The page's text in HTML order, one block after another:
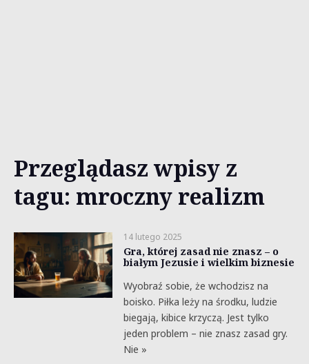
Przeglądasz wpisy z
tagu: mroczny realizm
14 lutego 2025
Gra, której zasad nie znasz – o
białym Jezusie i wielkim biznesie
Wyobraź sobie, że wchodzisz na
boisko. Piłka leży na środku, ludzie
biegają, kibice krzyczą. Jest tylko
jeden problem – nie znasz zasad gry.
Nie »